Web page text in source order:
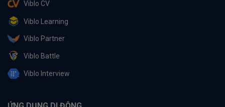
Viblo CV
Viblo Learning
Viblo Partner
Viblo Battle
Viblo Interview